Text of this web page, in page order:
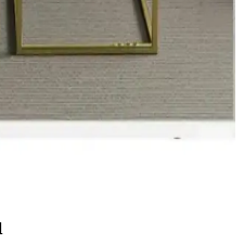
ve Fonksiyonelliği
ve fonksiyonelliği bir araya
Doğru seçimlerle yaşam